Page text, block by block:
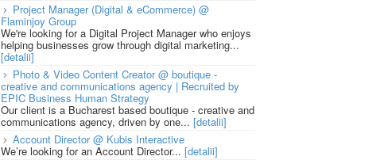
Project Manager (Digital & eCommerce) @
Flaminjoy Group
We're looking for a Digital Project Manager who enjoys
helping businesses grow through digital marketing...
[detalii]
Photo & Video Content Creator @ boutique -
creative and communications agency | Recruited by
EPIC Business Human Strategy
Our client is a Bucharest based boutique - creative and
communications agency, driven by one... [detalii]
Account Director @ Kubis Interactive
We’re looking for an Account Director... [detalii]